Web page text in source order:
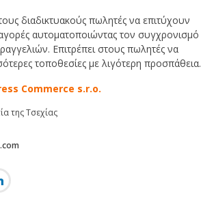
διαδικτυακούς πωλητές να επιτύχουν
αγορές αυτοματοποιώντας τον συγχρονισμό
Επιτρέπει στους πωλητές να
τοποθεσίες με λιγότερη προσπάθεια.
Commerce s.r.o.
της Τσεχίας